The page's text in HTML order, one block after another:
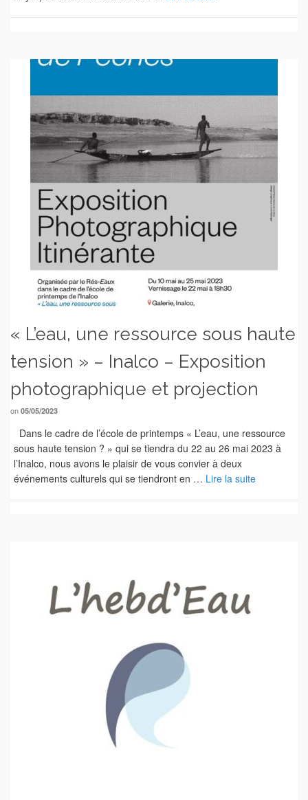
« L’eau, une ressource sous haute
tension » – Inalco – Exposition
photographique et projection
on 05/05/2023
Dans le cadre de l’école de printemps « L’eau, une ressource
sous haute tension ? » qui se tiendra du 22 au 26 mai 2023 à
l’Inalco, nous avons le plaisir de vous convier à deux
événements culturels qui se tiendront en … Lire la suite